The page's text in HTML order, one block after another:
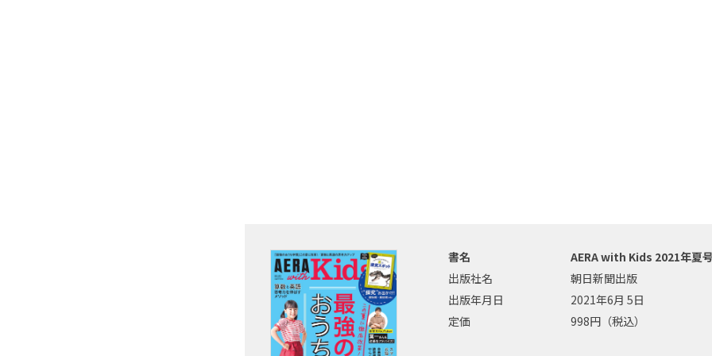
書名
AERA with Kids 2021年夏
出版社名
朝日新聞出版
出版年月日
2021年6月 5日
定価
998円（税込）